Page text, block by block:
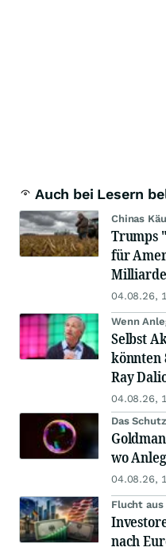
Auch bei Lesern
Chinas
Trumps
für
04.08.26,
Wenn
Selbst
könnten
Ray
04.08.26,
Das
wo
04.08.26,
Flucht aus
nach